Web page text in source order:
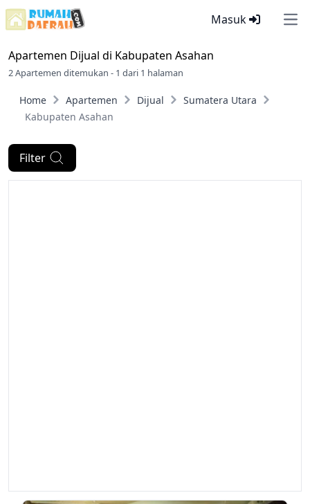
Masuk
Apartemen Dijual di Kabupaten Asahan
2 Apartemen ditemukan - 1 dari 1 halaman
Home Apartemen Dijual
Sumatera Utara
Kabupaten Asahan
Filter